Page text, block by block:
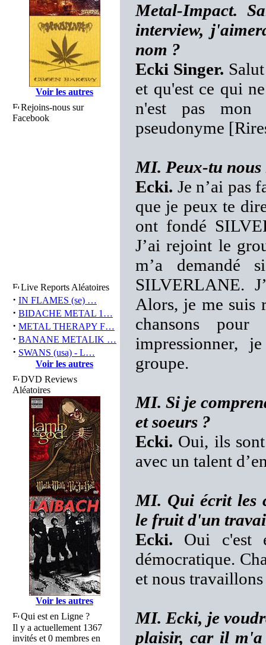
Voir les autres
Rejoins-nous sur
Facebook
Live Reports Aléatoires
· IN FLAMES (se) …
· BIDACHE METAL 1…
· METAL THERAPY F…
· BANANE METALIK …
· SWANS (usa) - L…
Voir les autres
DVD Reviews
Aléatoires
Voir les autres
Qui est en Ligne ?
Il y a actuellement 1367
invités et 0 membres en
Metal-Impact.
interview,
nom ?
Ecki Singer.
et qu'est ce qui
n'est pas mon
pseudonyme
MI. Peux-tu nous
Ecki. Je n’ai pas
que je peux te
ont fondé
J’ai rejoint le
m’a demandé
SILVERLANE.
Alors, je me suis
chansons
impressionner,
groupe.
MI. Si je
et soeurs ?
Ecki. Oui, ils
avec un talent
MI. Qui écrit les
le fruit d'un
Ecki. Oui c'est
démocratique.
et nous
MI. Ecki, je
plaisir, car il m'a